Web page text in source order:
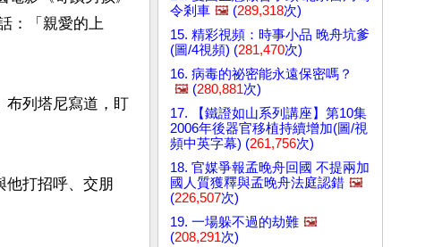
：「親愛的上
布列塔尼寫道，盯
打招呼、交朋
令剎車 🖼️ (289,318次)
15. 精彩視頻：時事小品 晚舟坑爹
(圖/4視頻) (281,470次)
16. 病毒的祕密能永遠保密嗎？
🖼️ (280,881次)
17. 【鐵證如山系列講座】第10集
2006年後器官移植持續增加(圖/視
頻中英字幕) (261,756次)
18. 官媒爭報孟晚舟回國 不提兩加
國人質獲釋與孟晚舟法庭認錯 🖼️
(226,507次)
19. 一場躲不過的劫難 🖼️
(208,291次)